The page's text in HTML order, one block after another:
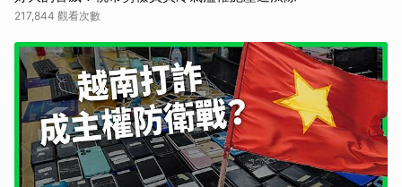
217,844 觀看次數